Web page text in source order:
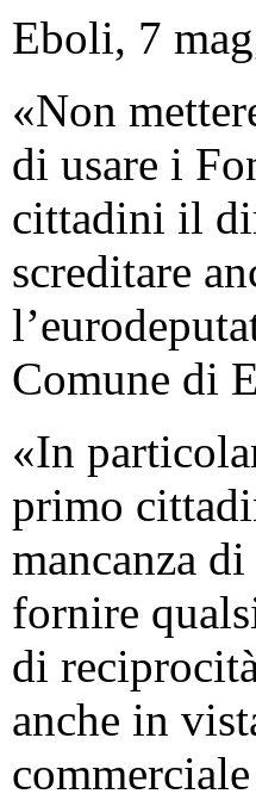
Eboli, 7
«Non
di usare i
cittadini il
screditare
Comune di
«In
primo
mancanza
fornire
di
anche in